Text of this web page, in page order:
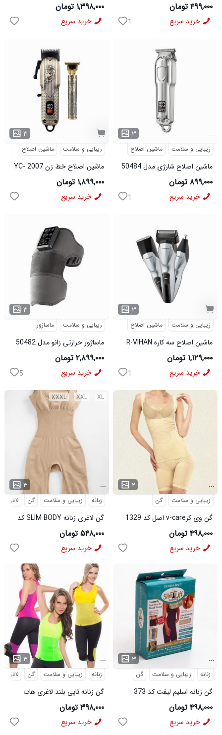
اصلی 500میل مشکی
۱,۳۹۸,۰۰۰ تومان
خرید سریع
۴۹۹,۰۰۰ تومان
خرید سریع 1
۳
زیبایی و سلامت ماشین اصلاح
ماشین اصلاح خط زن YC- 2007
مدل 50801
۱,۸۹۹,۰۰۰ تومان
خرید سریع
۳ ...
زیبایی و سلامت ماشین اصلاح
ماشین اصلاح شارژی مدل 50484
۸۹۹,۰۰۰ تومان
خرید سریع 1
۳ ...
زیبایی و سلامت ماساژور
ماساژور حرارتی زانو مدل 50482
۲,۸۹۹,۰۰۰ تومان
خرید سریع 5
۳
زیبایی و سلامت ماشین اصلاح
ماشین اصلاح سه کاره R-VIHAN
مدل 50483
۱,۱۲۹,۰۰۰ تومان
خرید سریع 1
XL
XXL
XXXL
۳ ...
زنانه زیبایی و سلامت گن لاغری
گن لاغری زنانه SLIM BODY کد
6494
۵۴۸,۰۰۰ تومان
خرید سریع
۲ ...
زیبایی و سلامت گن
گن وی کرv-care اصل کد 1329
۴۹۸,۰۰۰ تومان
خرید سریع
۳ ...
زنانه زیبایی و سلامت گن لاغری
گن زنانه تاپی بلند لاغری هات
شیپر کد 1443
۳۹۸,۰۰۰ تومان
خرید سریع
۳ ...
زنانه زیبایی و سلامت گن
گن زنانه اسلیم لیفت کد 373
۴۹۸,۰۰۰ تومان
خرید سریع